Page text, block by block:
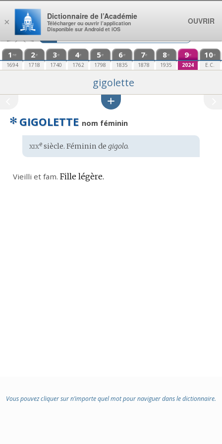
Aller au contenu
1 re
1694
2e
1718
3e
1740
4e
1762
5e
1798
6e
1835
7e
1878
8e
1935
9e
2024
10e
E.C.
gigolette
✻ GIGOLETTE nom féminin
Étymologie
:
xixesiècle. Féminin de gigolo.
Vieilli et fam. Fille légère.
Vous pouvez cliquer sur n’importe quel mot pour naviguer dans le dictionnaire.
×
Dictionnaire de l’Académie
Télécharger ou ouvrir l’application
Disponible sur Android et iOS
OUVRIR